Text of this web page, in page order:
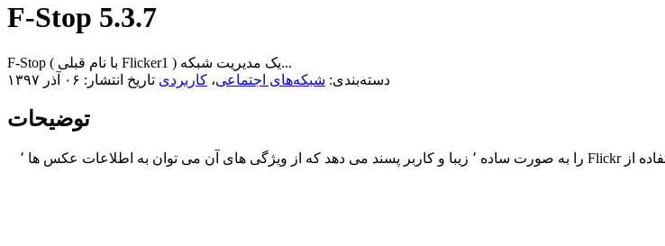
F-Stop 5.3.7
F-Stop ( با نام قبلی Flicker1 ) یک مدیریت شبکه...
دسته‌بندی: شبکه‌های اجتماعی، کاربردی تاریخ انتشار: ۰۶ آذر ۱۳۹۷
توضیحات
( با نام قبلی Flicker1 ) یک مدیریت شبکه اجتماعی Flickr می باشد که به یوز امکان استفاده از Flickr را به صورت ساده ٬ زیبا و کاربر پسند می دهد که از ویژگی های آن می توان به اطلاعات عکس ها ٬